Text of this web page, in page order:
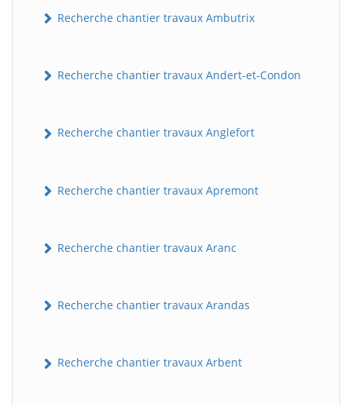
Recherche chantier travaux Ambutrix
Recherche chantier travaux Andert-et-Condon
Recherche chantier travaux Anglefort
Recherche chantier travaux Apremont
Recherche chantier travaux Aranc
Recherche chantier travaux Arandas
Recherche chantier travaux Arbent